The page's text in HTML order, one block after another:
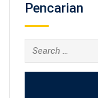
Pencarian
Search
for: